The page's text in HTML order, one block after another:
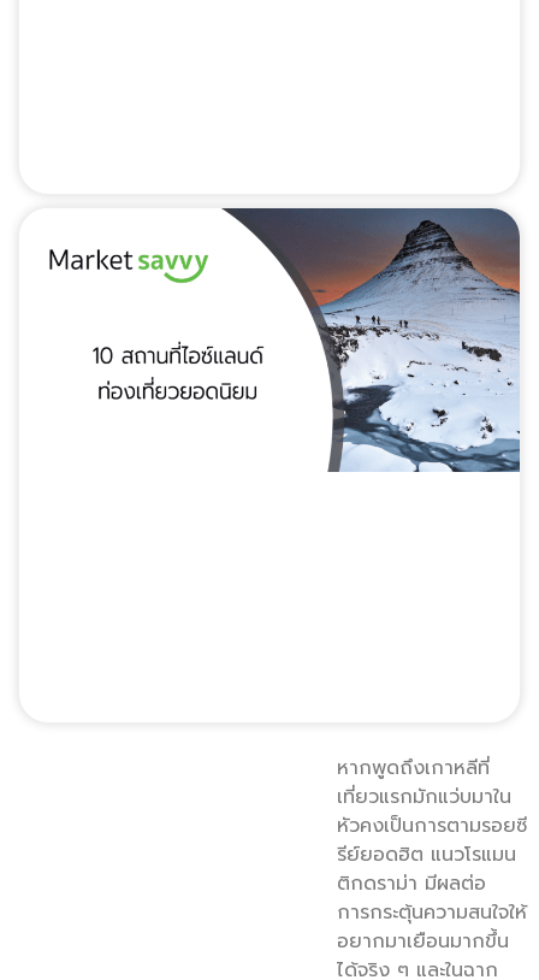
หากพูดถึงเกาหลีที่
เที่ยวแรกมักแว่บมาใน
หัวคงเป็นการตามรอยซี
รีย์ยอดฮิต แนวโรแมน
ติกดราม่า มีผลต่อ
การกระตุ้นความสนใจให้
อยากมาเยือนมากขึ้น
ได้จริง ๆ และในฉาก